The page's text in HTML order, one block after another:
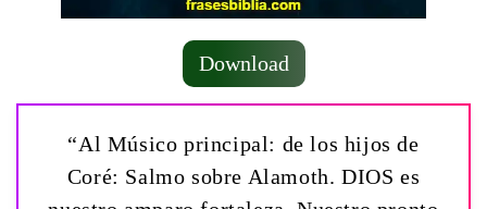
Download
“Al Músico principal: de los hijos de
Coré: Salmo sobre Alamoth. DIOS es